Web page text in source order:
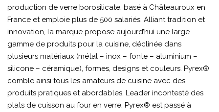
production de verre borosilicate, basé à Châteauroux en
France et emploie plus de 500 salariés. Alliant tradition et
innovation, la marque propose aujourd’hui une large
gamme de produits pour la cuisine, déclinée dans
plusieurs matériaux (métal – inox – fonte – aluminium –
silicone – céramique), formes, designs et couleurs. Pyrex®
comble ainsi tous les amateurs de cuisine avec des
produits pratiques et abordables. Leader incontesté des
plats de cuisson au four en verre, Pyrex® est passé à